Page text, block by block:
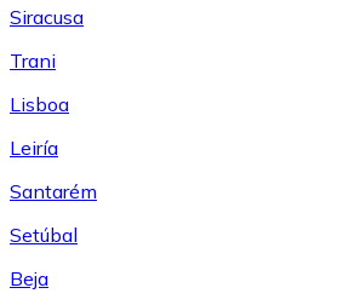
Siracusa
Trani
Lisboa
Leiría
Santarém
Setúbal
Beja